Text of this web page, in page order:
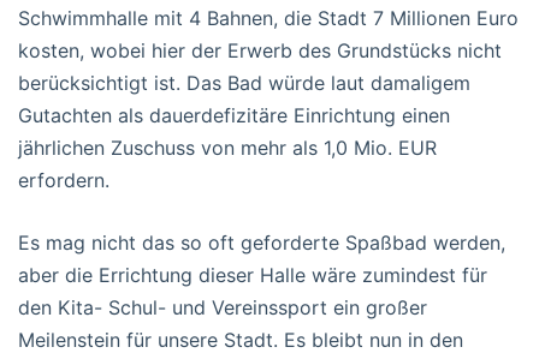
Schwimmhalle mit 4 Bahnen, die Stadt 7 Millionen Euro
kosten, wobei hier der Erwerb des Grundstücks nicht
berücksichtigt ist. Das Bad würde laut damaligem
Gutachten als dauerdefizitäre Einrichtung einen
jährlichen Zuschuss von mehr als 1,0 Mio. EUR
erfordern.
Es mag nicht das so oft geforderte Spaßbad werden,
aber die Errichtung dieser Halle wäre zumindest für
den Kita- Schul- und Vereinssport ein großer
Meilenstein für unsere Stadt. Es bleibt nun in den